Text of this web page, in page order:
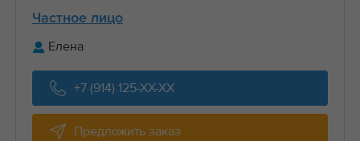
Частное лицо
Елена
+7 (914) 125-XX-XX
Предложить заказ